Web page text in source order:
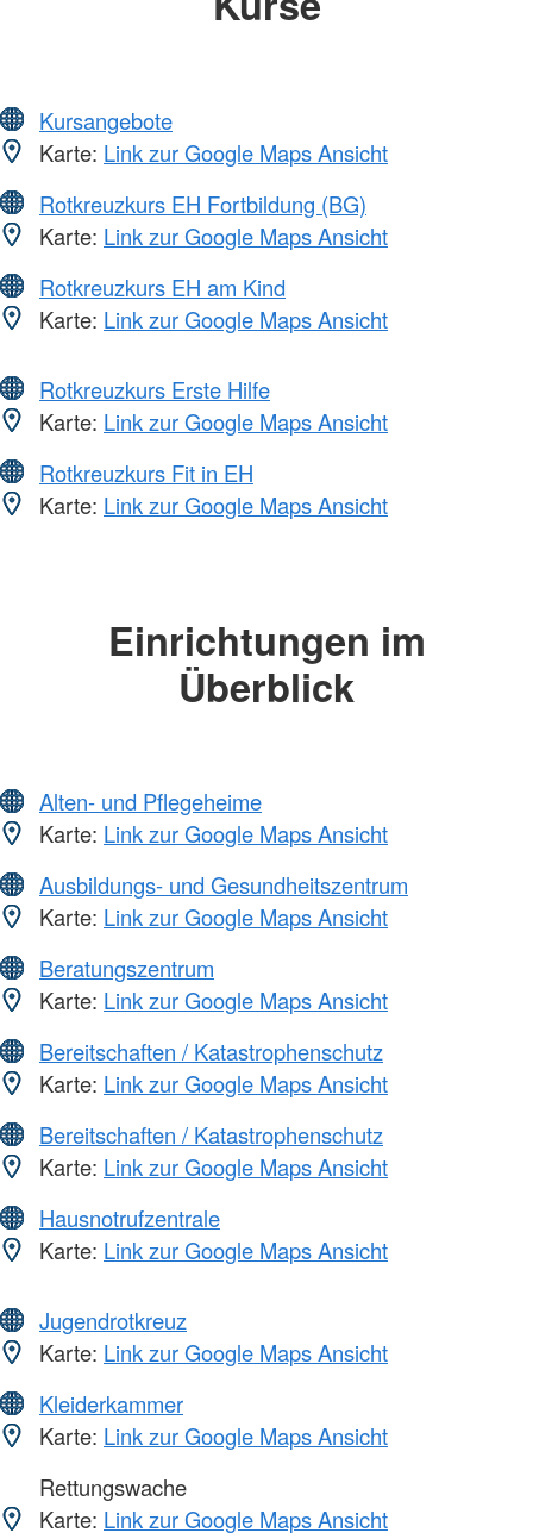
Kursangebote
Karte: Link zur Google Maps Ansicht
Rotkreuzkurs EH Fortbildung (BG)
Karte: Link zur Google Maps Ansicht
Rotkreuzkurs EH am Kind
Karte: Link zur Google Maps Ansicht
Rotkreuzkurs Erste Hilfe
Karte: Link zur Google Maps Ansicht
Rotkreuzkurs Fit in EH
Karte: Link zur Google Maps Ansicht
Einrichtungen im
Überblick
Alten- und Pflegeheime
Karte: Link zur Google Maps Ansicht
Ausbildungs- und Gesundheitszentrum
Karte: Link zur Google Maps Ansicht
Beratungszentrum
Karte: Link zur Google Maps Ansicht
Bereitschaften / Katastrophenschutz
Karte: Link zur Google Maps Ansicht
Bereitschaften / Katastrophenschutz
Karte: Link zur Google Maps Ansicht
Hausnotrufzentrale
Karte: Link zur Google Maps Ansicht
Jugendrotkreuz
Karte: Link zur Google Maps Ansicht
Kleiderkammer
Karte: Link zur Google Maps Ansicht
Rettungswache
Karte: Link zur Google Maps Ansicht